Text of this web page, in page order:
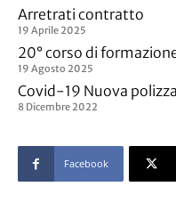
Arretrati contratto
19 Aprile 2025
20° corso di
19 Agosto 2025
Covid-19 Nuova
8 Dicembre 2022
Facebook